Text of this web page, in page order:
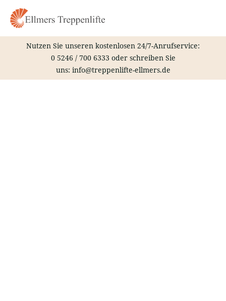
Inhalt
springen
Nutzen Sie unseren kostenlosen 24/7-Anrufservice:
0 5246 / 700 6333 oder schreiben Sie
uns: info@treppenlifte-ellmers.de